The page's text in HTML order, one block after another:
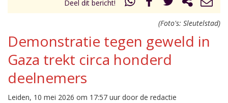
Deel dit bericht!
(Foto's: Sleutelstad)
Demonstratie tegen geweld in
Gaza trekt circa honderd
deelnemers
Leiden, 10 mei 2026 om 17:57 uur door de redactie